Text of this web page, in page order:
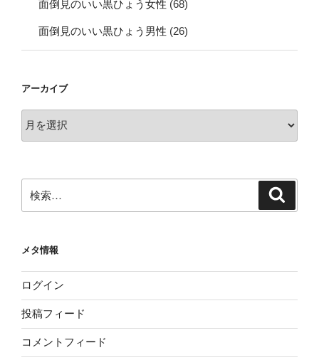
面倒見のいい黒ひょう女性 (68)
面倒見のいい黒ひょう男性 (26)
アーカイブ
ー
索:
メタ情報
ログイン
投稿フィード
コメントフィード